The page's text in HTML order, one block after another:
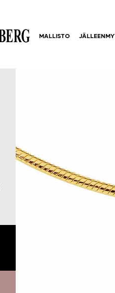
MALLISTO